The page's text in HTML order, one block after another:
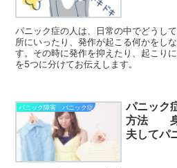
パニック症の人は、日常の中でどうし
所にいったり、発作が起こる何かをし
す。その時に発作を抑えたり、起こり
を5つに分けてお伝えします。
パニック障害 パニック症
パニック
方法 身
夫してパ